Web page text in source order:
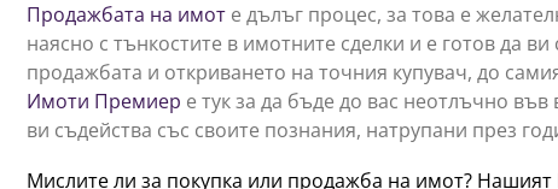
Продажбата на имот е дълъг процес, за това е
наясно с тънкостите в имотните сделки и е готов да
продажбата и откриването на точния купувач, до
Имоти Премиер е тук за да бъде до вас неотлъчно
ви съдейства със своите познания, натрупани през
Мислите ли за покупка или продажба на имот?